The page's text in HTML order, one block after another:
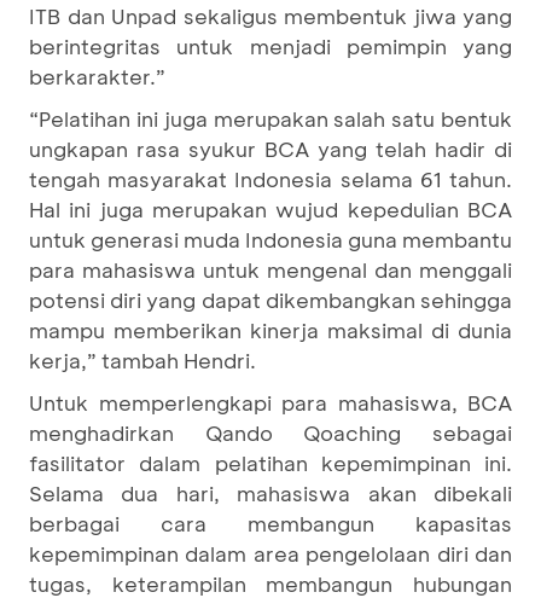
ITB dan Unpad sekaligus membentuk jiwa yang
berintegritas untuk menjadi pemimpin yang
berkarakter.”
“Pelatihan ini juga merupakan salah satu bentuk
ungkapan rasa syukur BCA yang telah hadir di
tengah masyarakat Indonesia selama 61 tahun.
Hal ini juga merupakan wujud kepedulian BCA
untuk generasi muda Indonesia guna membantu
para mahasiswa untuk mengenal dan menggali
potensi diri yang dapat dikembangkan sehingga
mampu memberikan kinerja maksimal di dunia
kerja,” tambah Hendri.
Untuk memperlengkapi para mahasiswa, BCA
menghadirkan Qando Qoaching sebagai
fasilitator dalam pelatihan kepemimpinan ini.
Selama dua hari, mahasiswa akan dibekali
berbagai cara membangun kapasitas
kepemimpinan dalam area pengelolaan diri dan
tugas, keterampilan membangun hubungan